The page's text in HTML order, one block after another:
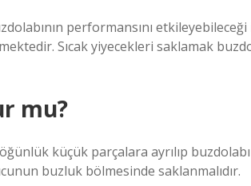
performansını etkileyebileceği
Sıcak yiyecekleri saklamak
mu?
küçük parçalara ayrılıp
buzluk bölmesinde saklanmalıdır.